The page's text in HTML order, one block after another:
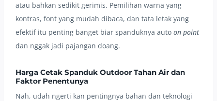
atau bahkan sedikit gerimis. Pemilihan warna yang
kontras, font yang mudah dibaca, dan tata letak yang
efektif itu penting banget biar spanduknya auto on point
dan nggak jadi pajangan doang.
Harga Cetak Spanduk Outdoor Tahan Air dan
Faktor Penentunya
Nah, udah ngerti kan pentingnya bahan dan teknologi